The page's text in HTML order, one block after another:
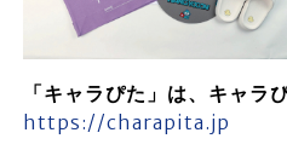
「キャラぴた」は、キャラ
https://charapita.jp